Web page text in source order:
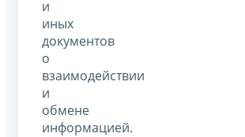
и
иных
документов
о
взаимодействии
и
обмене
информацией.